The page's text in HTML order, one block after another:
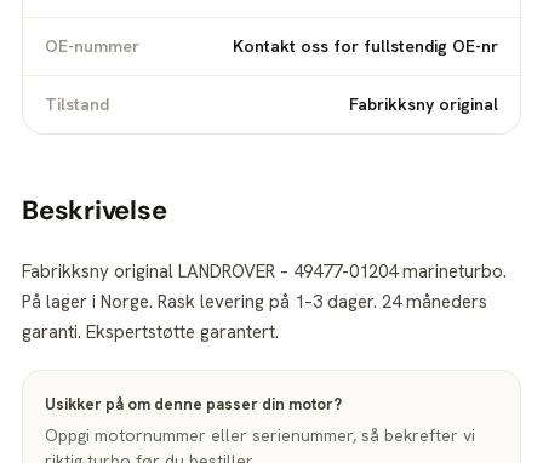
OE-nummer Kontakt oss for fullstendig OE-nr
Tilstand Fabrikksny original
Beskrivelse
Fabrikksny original LANDROVER – 49477-01204 marineturbo.
På lager i Norge. Rask levering på 1–3 dager. 24 måneders
garanti. Ekspertstøtte garantert.
Usikker på om denne passer din motor?
Oppgi motornummer eller serienummer, så bekrefter vi